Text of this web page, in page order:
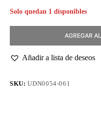
Solo quedan 1 disponibles
AGREGAR
Añadir a lista de deseos
SKU:UDN0054-061